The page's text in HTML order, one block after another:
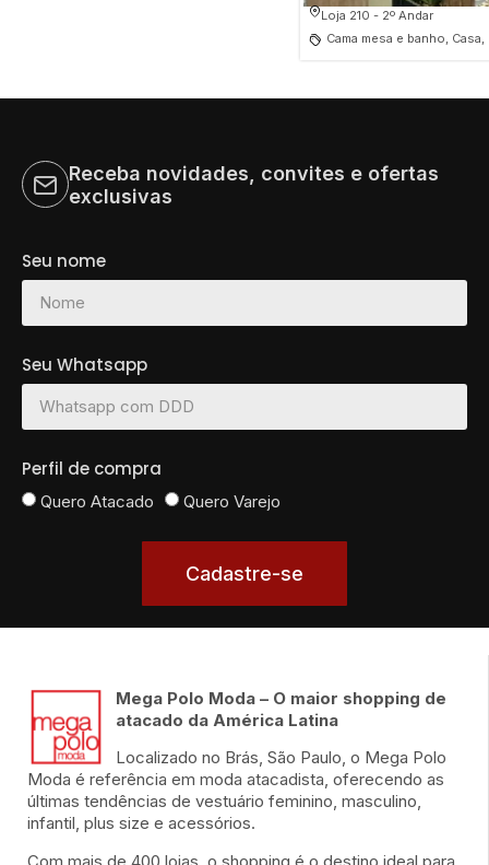
Loja 210 - 2º Andar
Receba novidades, convites e ofertas
exclusivas
Seu nome
Seu Whatsapp
Perfil de compra
Quero Atacado Quero Varejo
Cadastre-se
Mega Polo Moda – O maior shopping de
atacado da América Latina
Localizado no Brás, São Paulo, o Mega Polo
Moda é referência em moda atacadista, oferecendo as
últimas tendências de vestuário feminino, masculino,
infantil, plus size e acessórios.